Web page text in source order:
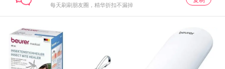
每天刷刷朋友圈，精华折扣不漏掉